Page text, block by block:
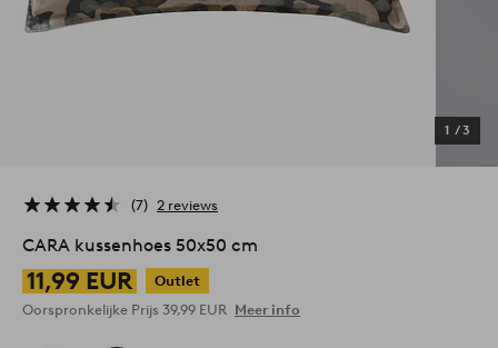
1 /3
7 2 reviews
CARA kussenhoes 50x50 cm
11,99 EUR
Outlet
Oorspronkelijke Prijs 39,99 EUR Meer info